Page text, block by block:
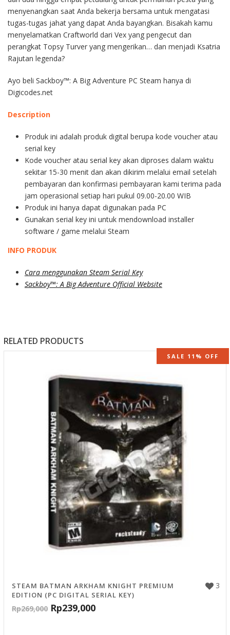
menyenangkan saat Anda bekerja bersama untuk mengatasi
tugas-tugas jahat yang dapat Anda bayangkan. Bisakah kamu
menyelamatkan Craftworld dari Vex yang pengecut dan
perangkat Topsy Turver yang mengerikan… dan menjadi Ksatria
Rajutan legenda?
Ayo beli Sackboy™: A Big Adventure PC Steam hanya di
Digicodes.net
Description
Produk ini adalah produk digital berupa kode voucher atau
serial key
Kode voucher atau serial key akan diproses dalam waktu
sekitar 15-30 menit dan akan dikirim melalui email setelah
pembayaran dan konfirmasi pembayaran kami terima pada
jam operasional setiap hari pukul 09.00-20.00 WIB
Produk ini hanya dapat digunakan pada PC
Gunakan serial key ini untuk mendownload installer
software / game melalui Steam
INFO PRODUK
Cara menggunakan Steam Serial Key
Sackboy™: A Big Adventure Official Website
RELATED PRODUCTS
SALE 11% OFF
3
STEAM BATMAN ARKHAM KNIGHT PREMIUM
EDITION (PC DIGITAL SERIAL KEY)
Rp269,000 Rp239,000